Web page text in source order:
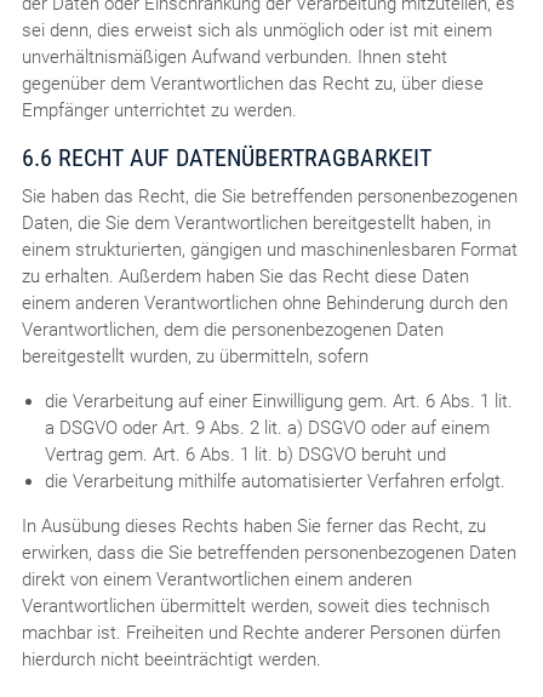
sei denn, dies erweist sich als unmöglich oder ist mit einem
unverhältnismäßigen Aufwand verbunden. Ihnen steht
gegenüber dem Verantwortlichen das Recht zu, über diese
Empfänger unterrichtet zu werden.
6.6 RECHT AUF DATENÜBERTRAGBARKEIT
Sie haben das Recht, die Sie betreffenden personenbezogenen
Daten, die Sie dem Verantwortlichen bereitgestellt haben, in
einem strukturierten, gängigen und maschinenlesbaren Format
zu erhalten. Außerdem haben Sie das Recht diese Daten
einem anderen Verantwortlichen ohne Behinderung durch den
Verantwortlichen, dem die personenbezogenen Daten
bereitgestellt wurden, zu übermitteln, sofern
die Verarbeitung auf einer Einwilligung gem. Art. 6 Abs. 1 lit.
a DSGVO oder Art. 9 Abs. 2 lit. a) DSGVO oder auf einem
Vertrag gem. Art. 6 Abs. 1 lit. b) DSGVO beruht und
die Verarbeitung mithilfe automatisierter Verfahren erfolgt.
In Ausübung dieses Rechts haben Sie ferner das Recht, zu
erwirken, dass die Sie betreffenden personenbezogenen Daten
direkt von einem Verantwortlichen einem anderen
Verantwortlichen übermittelt werden, soweit dies technisch
machbar ist. Freiheiten und Rechte anderer Personen dürfen
hierdurch nicht beeinträchtigt werden.